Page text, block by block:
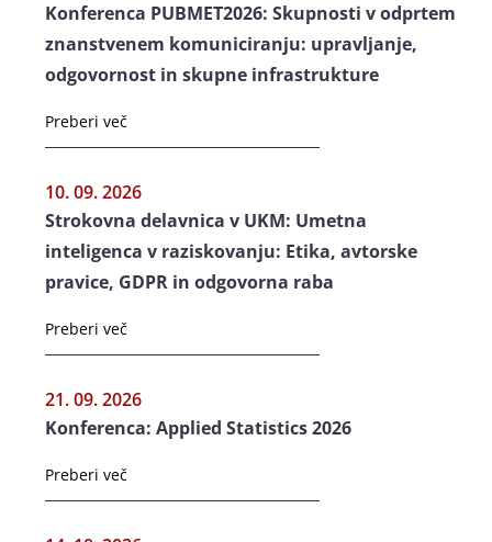
Konferenca PUBMET2026: Skupnosti v odprtem
znanstvenem komuniciranju: upravljanje,
odgovornost in skupne infrastrukture
Preberi več
10. 09. 2026
Strokovna delavnica v UKM: Umetna
inteligenca v raziskovanju: Etika, avtorske
pravice, GDPR in odgovorna raba
Preberi več
21. 09. 2026
Konferenca: Applied Statistics 2026
Preberi več